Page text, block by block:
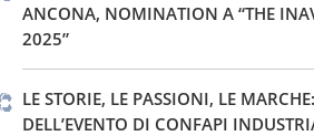
ANCONA, NOMINATION A “THE
2025”
LE STORIE, LE PASSIONI, LE
DELL’EVENTO DI CONFAPI